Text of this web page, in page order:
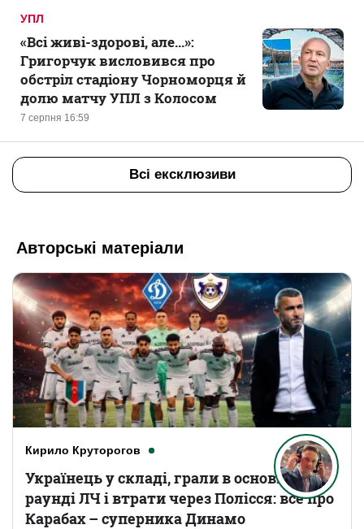
УПЛ
7 серпня 16:59
«Всі живі-здорові, але...»:
Григорчук висловився про
обстріл стадіону Чорноморця й
долю матчу УПЛ з Колосом
Всі ексклюзиви
Авторські матеріали
Кирило Круторогов
Українець у складі, грали в основному
раунді ЛЧ і втрати через Полісся: все про
Карабах – суперника Динамо